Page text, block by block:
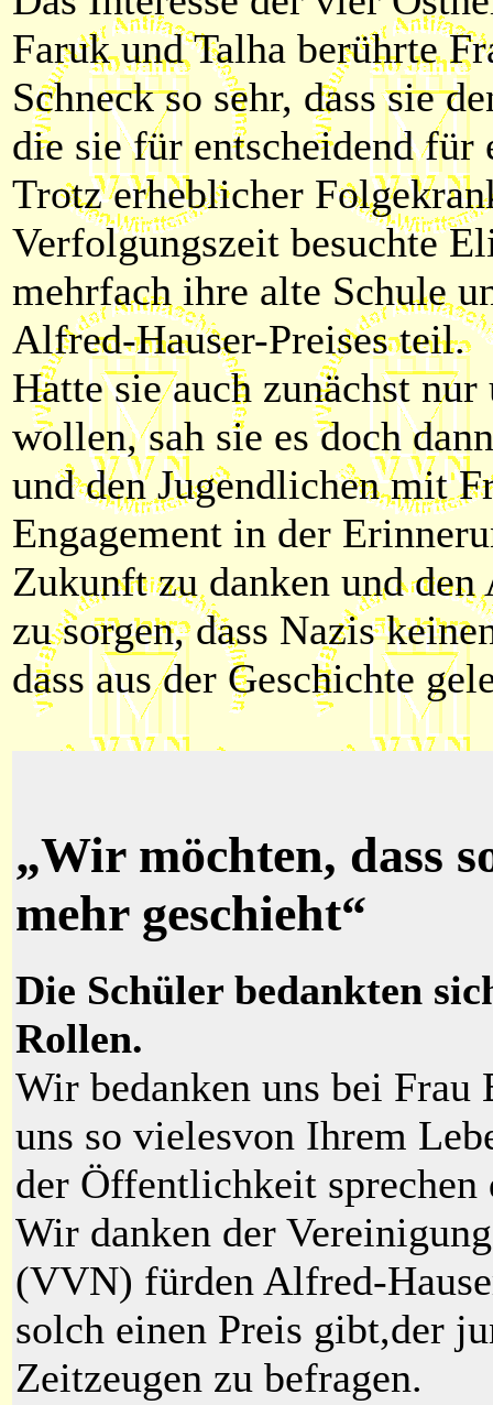
Faruk und Talha berührte
Schneck so sehr, dass sie
die sie für entscheidend
Trotz erheblicher
Verfolgungszeit besuchte
mehrfach ihre alte Schule
Alfred-Hauser-Preises teil.
Hatte sie auch zunächst
wollen, sah sie es doch
und den Jugendlichen mit
Engagement in der
Zukunft zu danken und den
zu sorgen, dass Nazis
dass aus der Geschichte
„Wir möchten, dass
mehr geschieht“
Die Schüler bedankten
Rollen.
Wir bedanken uns bei Frau
uns so vielesvon Ihrem
der Öffentlichkeit sprechen
Wir danken der
(VVN) fürden Alfred-
solch einen Preis gibt,der
Zeitzeugen zu befragen.